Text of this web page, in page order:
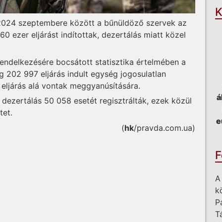
szeptembere között a bűnüldöző szervek az
ezer eljárást indítottak, dezertálás miatt közel
bocsátott statisztika értelmében a
202 997 eljárás indult egység jogosulatlan
alá vontak meggyanúsítására.
50 058 esetét regisztrálták, ezek közül
(hk/pravda.com.ua)